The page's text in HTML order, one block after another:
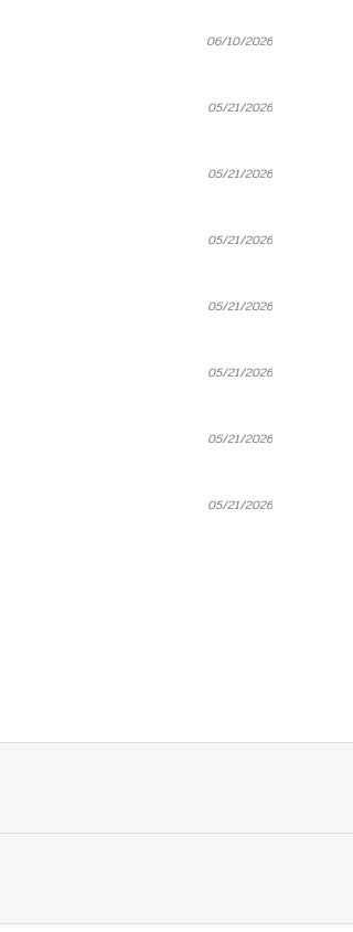
06/10/2026
05/21/2026
05/21/2026
05/21/2026
05/21/2026
05/21/2026
05/21/2026
05/21/2026
05/21/2026